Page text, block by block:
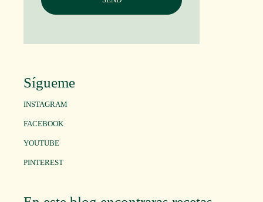
Sígueme
INSTAGRAM
FACEBOOK
YOUTUBE
PINTEREST